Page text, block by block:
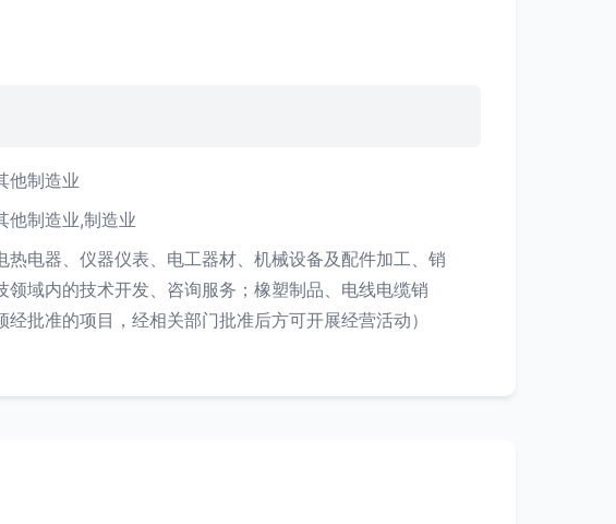
他制造业
他制造业,制造业
热电器、仪器仪表、电工器材、机械设备及配件加工、销
领域内的技术开发、咨询服务；橡塑制品、电线电缆销
经批准的项目，经相关部门批准后方可开展经营活动）